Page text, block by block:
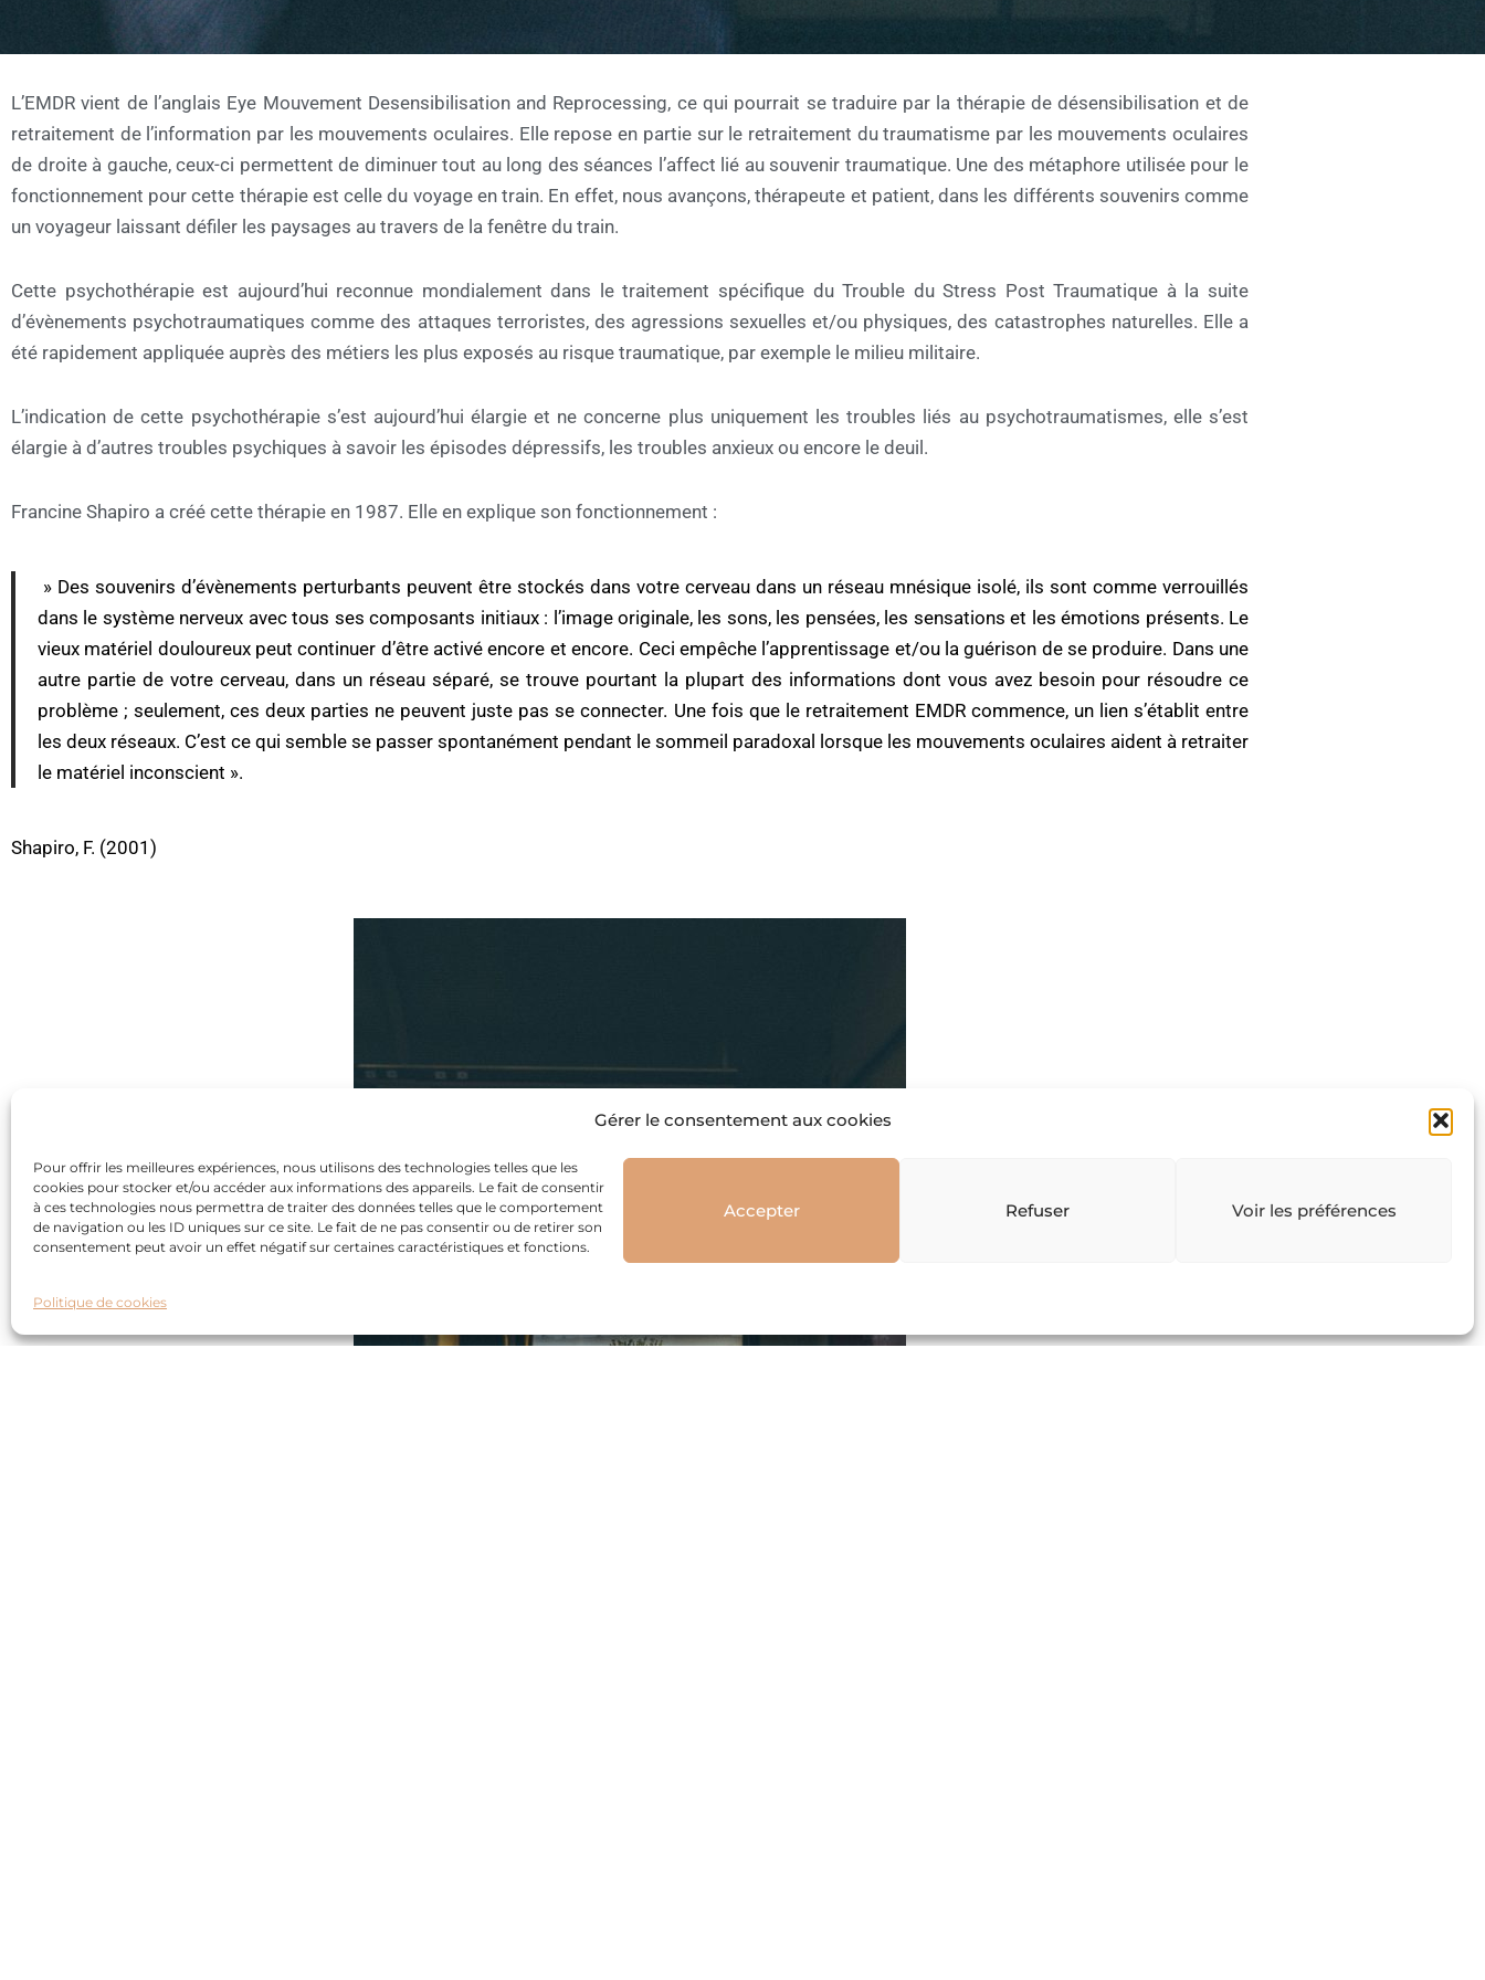
Gérer le consentement aux cookies
Pour offrir les meilleures expériences, nous utilisons des technologies telles que les
cookies pour stocker et/ou accéder aux informations des appareils. Le fait de consentir
à ces technologies nous permettra de traiter des données telles que le comportement
de navigation ou les ID uniques sur ce site. Le fait de ne pas consentir ou de retirer son
consentement peut avoir un effet négatif sur certaines caractéristiques et fonctions.
Accepter Refuser Voir les préférences
Politique de cookies
L’EMDR vient de l’anglais Eye Mouvement Desensibilisation and Reprocessing, ce qui pourrait se traduire par la thérapie de désensibilisation et de
retraitement de l’information par les mouvements oculaires. Elle repose en partie sur le retraitement du traumatisme par les mouvements oculaires
de droite à gauche, ceux-ci permettent de diminuer tout au long des séances l’affect lié au souvenir traumatique. Une des métaphore utilisée pour le
fonctionnement pour cette thérapie est celle du voyage en train. En effet, nous avançons, thérapeute et patient, dans les différents souvenirs comme
un voyageur laissant défiler les paysages au travers de la fenêtre du train.
Cette psychothérapie est aujourd’hui reconnue mondialement dans le traitement spécifique du Trouble du Stress Post Traumatique à la suite
d’évènements psychotraumatiques comme des attaques terroristes, des agressions sexuelles et/ou physiques, des catastrophes naturelles. Elle a
été rapidement appliquée auprès des métiers les plus exposés au risque traumatique, par exemple le milieu militaire.
L’indication de cette psychothérapie s’est aujourd’hui élargie et ne concerne plus uniquement les troubles liés au psychotraumatismes, elle s’est
élargie à d’autres troubles psychiques à savoir les épisodes dépressifs, les troubles anxieux ou encore le deuil.
Francine Shapiro a créé cette thérapie en 1987. Elle en explique son fonctionnement :
» Des souvenirs d’évènements perturbants peuvent être stockés dans votre cerveau dans un réseau mnésique isolé, ils sont comme verrouillés
dans le système nerveux avec tous ses composants initiaux : l’image originale, les sons, les pensées, les sensations et les émotions présents. Le
vieux matériel douloureux peut continuer d’être activé encore et encore. Ceci empêche l’apprentissage et/ou la guérison de se produire. Dans une
autre partie de votre cerveau, dans un réseau séparé, se trouve pourtant la plupart des informations dont vous avez besoin pour résoudre ce
problème ; seulement, ces deux parties ne peuvent juste pas se connecter. Une fois que le retraitement EMDR commence, un lien s’établit entre
les deux réseaux. C’est ce qui semble se passer spontanément pendant le sommeil paradoxal lorsque les mouvements oculaires aident à retraiter
le matériel inconscient ».
Shapiro, F. (2001)